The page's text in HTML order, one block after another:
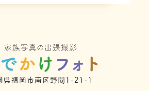
県福岡市南区野間1-21-1